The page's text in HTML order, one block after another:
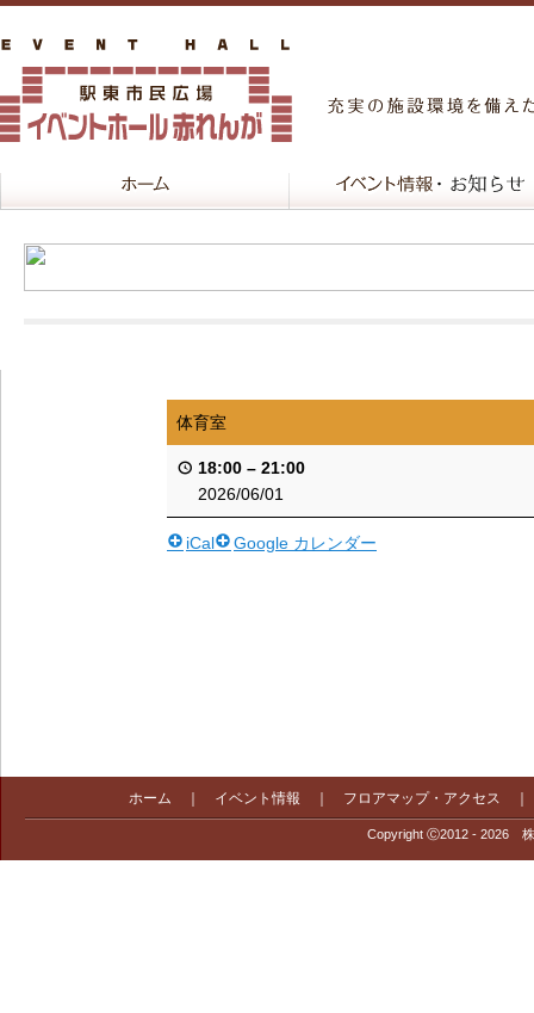
体育室
18:00 – 21:00
2026/06/01
iCal Google カレンダー
ホーム イベント情報 フロアマップ・アクセス
Copyright Ⓒ2012 - 2026 株